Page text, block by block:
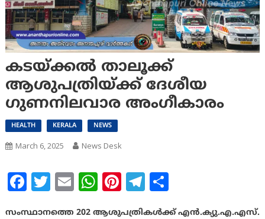
കടയ്ക്കല്‍ താലൂക്ക്
ആശുപത്രിയ്ക്ക് ദേശീയ
ഗുണനിലവാര അംഗീകാരം
HEALTH KERALA NEWS
March 6, 2025 News Desk
Facebook
Twitter
EmailWhatsApp
Pinterest
Telegram
Share
സംസ്ഥാനത്തെ 202 ആശുപത്രികള്‍ക്ക് എന്‍.ക്യു.എ.എസ്.